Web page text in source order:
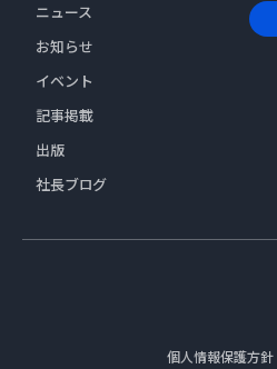
ニュース
お知らせ
イベント
記事掲載
出版
社長ブログ
個人情報保護方針